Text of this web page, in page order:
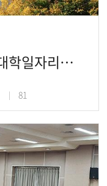
고려대학교 세종캠퍼스 대학일자리플러스센터, ‘2025학년도 2학기 면접PASS 프로그램’
81